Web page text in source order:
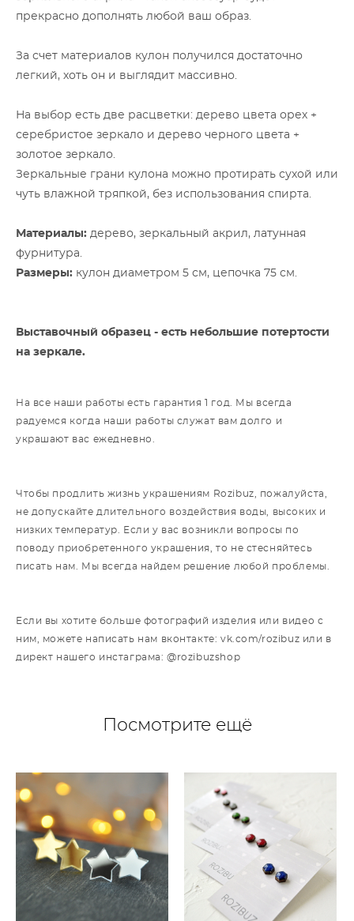
прекрасно дополнять любой ваш образ.
За счет материалов кулон получился достаточно
легкий, хоть он и выглядит массивно.
На выбор есть две расцветки: дерево цвета орех +
серебристое зеркало и дерево черного цвета +
золотое зеркало.
Зеркальные грани кулона можно протирать сухой или
чуть влажной тряпкой, без использования спирта.
Материалы: дерево, зеркальный акрил, латунная
фурнитура.
Размеры: кулон диаметром 5 см, цепочка 75 см.
Выставочный образец - есть небольшие потертости
на зеркале.
На все наши работы есть гарантия 1 год. Мы всегда
радуемся когда наши работы служат вам долго и
украшают вас ежедневно.
Чтобы продлить жизнь украшениям Rozibuz, пожалуйста,
не допускайте длительного воздействия воды, высоких и
низких температур. Если у вас возникли вопросы по
поводу приобретенного украшения, то не стесняйтесь
писать нам. Мы всегда найдем решение любой проблемы.
Если вы хотите больше фотографий изделия или видео с
ним, можете написать нам вконтакте: vk.com/rozibuz или в
директ нашего инстаграма: @rozibuzshop
Посмотрите ещё